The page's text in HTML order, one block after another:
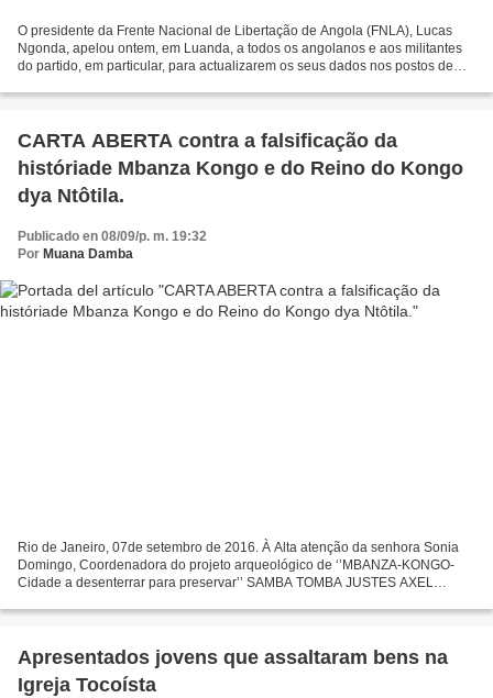
O presidente da Frente Nacional de Libertação de Angola (FNLA), Lucas
Ngonda, apelou ontem, em Luanda, a todos os angolanos e aos militantes
do partido, em particular, para actualizarem os seus dados nos postos de
CARTA ABERTA contra a falsificação da
históriade Mbanza Kongo e do Reino do Kongo
dya Ntôtila.
Publicado en 08/09/p. m. 19:32
Por Muana Damba
Rio de Janeiro, 07de setembro de 2016. À Alta atenção da senhora Sonia
Domingo, Coordenadora do projeto arqueológico de ‘’MBANZA-KONGO-
Cidade a desenterrar para preservar’’ SAMBA TOMBA JUSTES AXEL
Apresentados jovens que assaltaram bens na
Igreja Tocoísta